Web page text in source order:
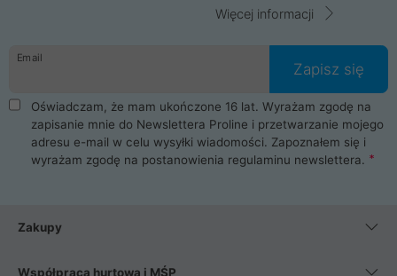
Więcej informacji
Email
Zapisz się
Oświadczam, że mam ukończone 16 lat. Wyrażam zgodę na
zapisanie mnie do Newslettera Proline i przetwarzanie mojego
adresu e-mail w celu wysyłki wiadomości. Zapoznałem się i
wyrażam zgodę na postanowienia regulaminu newslettera.
Zakupy
Współpraca hurtowa i MŚP